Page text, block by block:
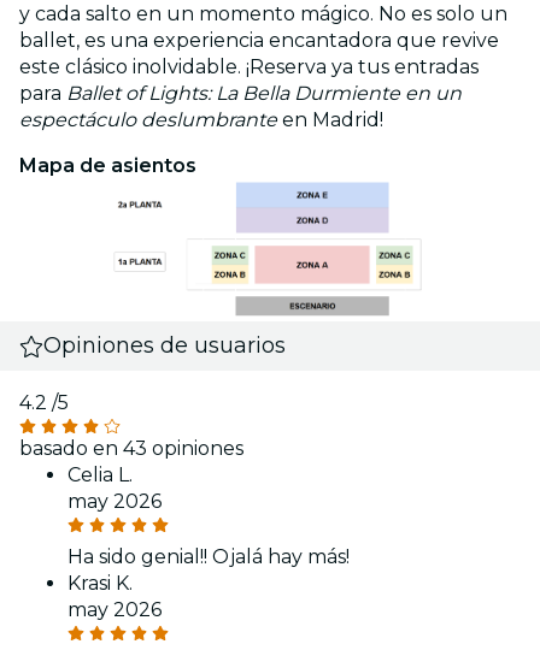
y cada salto en un momento mágico. No es solo un
ballet, es una experiencia encantadora que revive
este clásico inolvidable. ¡Reserva ya tus entradas
para Ballet of Lights: La Bella Durmiente en un
espectáculo deslumbranteen Madrid!
Mapa de asientos
Opiniones de usuarios
4.2 /5
basado en 43 opiniones
Celia L.
may 2026
Ha sido genial!! Ojalá hay más!
Krasi K.
may 2026